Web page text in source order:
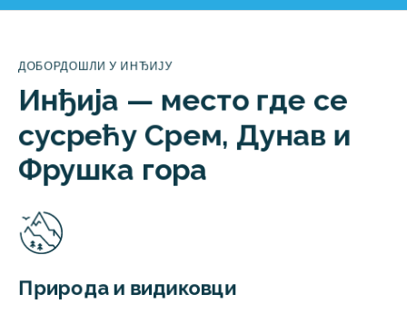
ДОБОРДОШЛИ У ИНЂИЈУ
Инђија — место где се
сусрећу Срем, Дунав и
Фрушка гора
Природа и видиковци